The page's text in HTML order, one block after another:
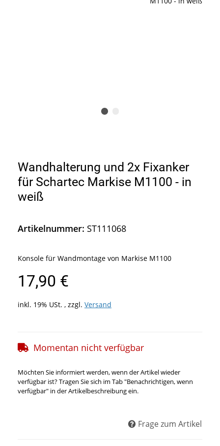
Wandhalterung und 2x Fixanker
für Schartec Markise M1100 - in
weiß
Artikelnummer: ST111068
Konsole für Wandmontage von Markise M1100
17,90 €
inkl. 19% USt. , zzgl. Versand
Momentan nicht verfügbar
Möchten Sie informiert werden, wenn der Artikel wieder
verfügbar ist? Tragen Sie sich im Tab "Benachrichtigen, wenn
verfügbar" in der Artikelbeschreibung ein.
Frage zum Artikel